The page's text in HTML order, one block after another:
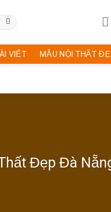
VIẾT MẪU NỘI THẤT
Đẹp Đà